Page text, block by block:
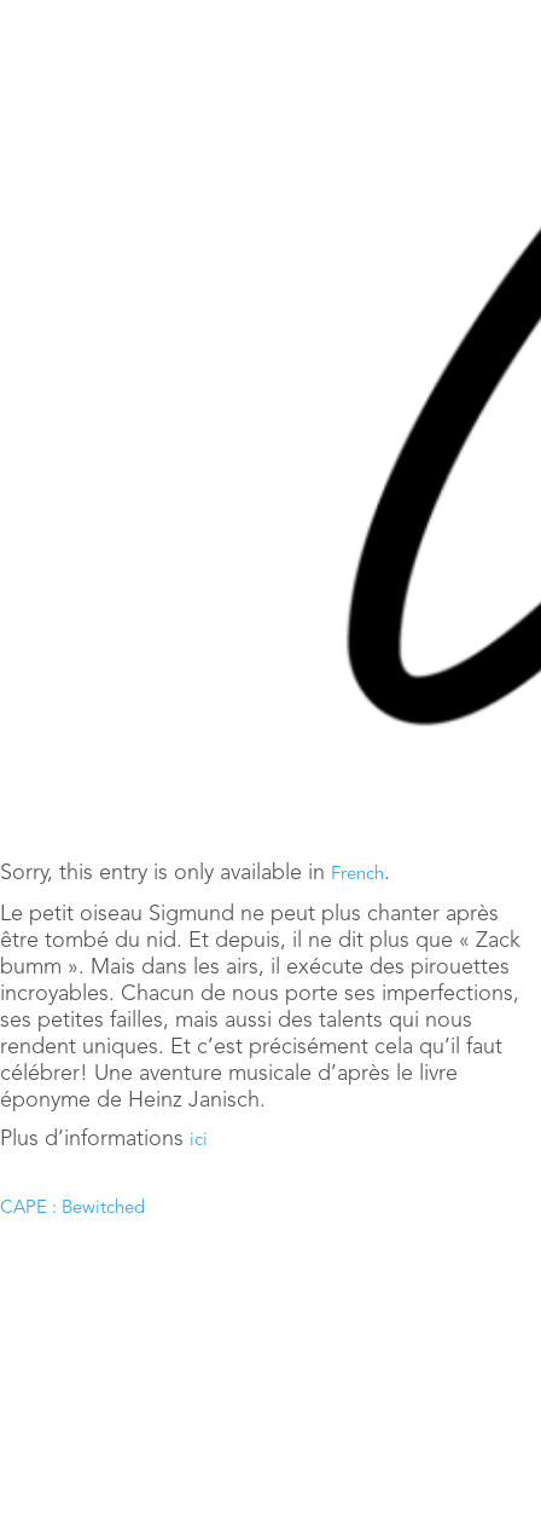
Sorry, this entry is only available in French.
Le petit oiseau Sigmund ne peut plus chanter après
être tombé du nid. Et depuis, il ne dit plus que « Zack
bumm ». Mais dans les airs, il exécute des pirouettes
incroyables. Chacun de nous porte ses imperfections,
ses petites failles, mais aussi des talents qui nous
rendent uniques. Et c’est précisément cela qu’il faut
célébrer! Une aventure musicale d’après le livre
éponyme de Heinz Janisch.
Plus d’informations ici
CAPE : Bewitched